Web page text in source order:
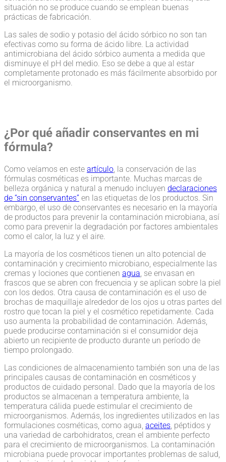
situación no se produce cuando se emplean buenas
prácticas de fabricación.
Las sales de sodio y potasio del ácido sórbico no son tan
efectivas como su forma de ácido libre. La actividad
antimicrobiana del ácido sórbico aumenta a medida que
disminuye el pH del medio. Eso se debe a que al estar
completamente protonado es más fácilmente absorbido por
el microorganismo.
¿Por qué añadir conservantes en mi
fórmula?
Como veíamos en este artículo, la conservación de las
fórmulas cosméticas es importante. Muchas marcas de
belleza orgánica y natural a menudo incluyen declaraciones
de “sin conservantes” en las etiquetas de los productos. Sin
embargo, el uso de conservantes es necesario en la mayoría
de productos para prevenir la contaminación microbiana, así
como para prevenir la degradación por factores ambientales
como el calor, la luz y el aire.
La mayoría de los cosméticos tienen un alto potencial de
contaminación y crecimiento microbiano, especialmente las
cremas y lociones que contienen agua, se envasan en
frascos que se abren con frecuencia y se aplican sobre la piel
con los dedos. Otra causa de contaminación es el uso de
brochas de maquillaje alrededor de los ojos u otras partes del
rostro que tocan la piel y el cosmético repetidamente. Cada
uso aumenta la probabilidad de contaminación. Además,
puede producirse contaminación si el consumidor deja
abierto un recipiente de producto durante un período de
tiempo prolongado.
Las condiciones de almacenamiento también son una de las
principales causas de contaminación en cosméticos y
productos de cuidado personal. Dado que la mayoría de los
productos se almacenan a temperatura ambiente, la
temperatura cálida puede estimular el crecimiento de
microorganismos. Además, los ingredientes utilizados en las
formulaciones cosméticas, como agua, aceites, péptidos y
una variedad de carbohidratos, crean el ambiente perfecto
para el crecimiento de microorganismos. La contaminación
microbiana puede provocar importantes problemas de salud,